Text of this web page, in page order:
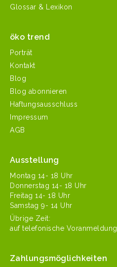
Glossar & Lexikon
öko trend
Porträt
Kontakt
Blog
Blog abonnieren
Haftungsausschluss
Impressum
AGB
Ausstellung
Mon­tag 14- 18 Uhr
Don­ner­stag 14- 18 Uhr
Fre­itag 14- 18 Uhr
Sam­stag 9- 14 Uhr
Übrige Zeit:
auf tele­fonis­che Voranmeldung.
Zahlungsmöglichkeiten